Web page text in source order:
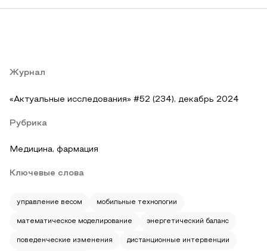
Журнал
«Актуальные исследования» #52 (234), декабрь 2024
Рубрика
Медицина, фармация
Ключевые слова
управление весом мобильные технологии
математическое моделирование энергетический баланс
поведенческие изменения дистанционные интервенции